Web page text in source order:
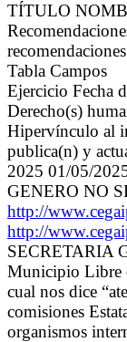
TÍTULO
Tabla Campos
Ejercicio Fecha
Derecho(s)
Hipervínculo al
publica(n) y
2025 01/05/
GENERO NO
http://
http://
SECRETARIA
Municipio Libre
cual nos dice
comisiones
organismos